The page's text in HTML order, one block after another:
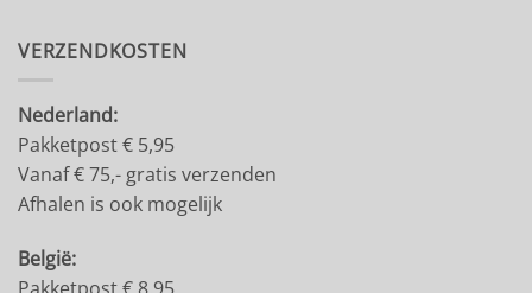
VERZENDKOSTEN
Nederland:
Pakketpost € 5,95
Vanaf € 75,- gratis verzenden
Afhalen is ook mogelijk
België: